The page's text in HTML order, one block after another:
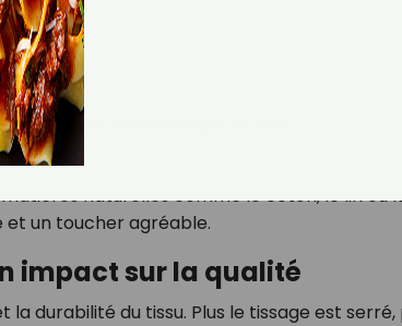
peut être inconfortable en été.
naturelles comme le coton, le lin ou
et un toucher agréable.
impact sur la qualité
durabilité du tissu. Plus le tissage est serré,